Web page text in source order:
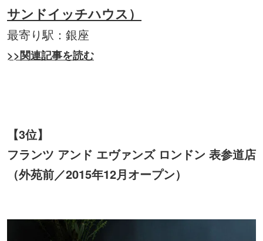
サンドイッチハウス）
最寄り駅：銀座
>>関連記事を読む
【3位】
フランツ アンド エヴァンズ ロンドン 表参道店
（外苑前／2015年12月オープン）